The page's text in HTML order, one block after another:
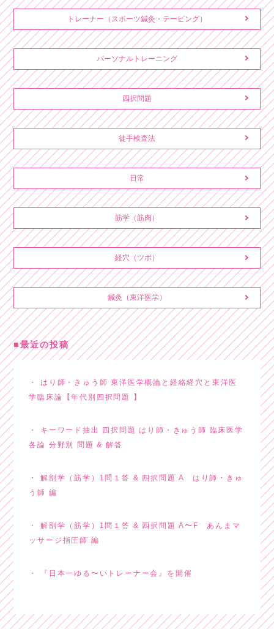
トレーナー（スポーツ鍼灸・テーピング）
パーソナルトレーニング
四択問題
徒手検査法
日常
筋学（筋肉）
経穴（ツボ）
鍼灸（東洋医学）
最近の投稿
はり師・きゅう師 東洋医学概論と経絡経穴と東洋医
学臨床論【年代別四択問題 】
キーワード抽出 四択問題 はり師・きゅう師 臨床医学
各論 分野別 問題 & 解答
解剖学（筋学）1問１答 & 四択問題 A はり師・きゅ
う師 編
解剖学（筋学）1問１答 & 四択問題 A〜F あんまマ
ッサージ指圧師 編
『日本一ゆる〜いトレーナー会』を開催